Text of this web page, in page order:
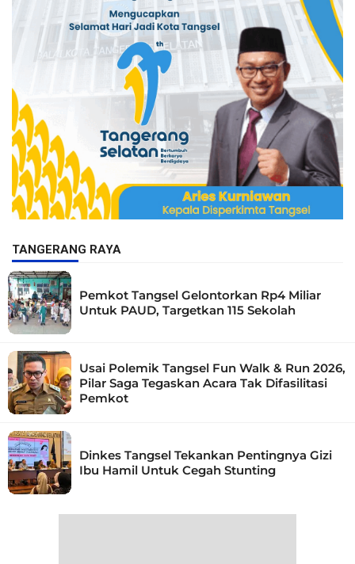
TANGERANG RAYA
Pemkot Tangsel Gelontorkan Rp4 Miliar
Untuk PAUD, Targetkan 115 Sekolah
Usai Polemik Tangsel Fun Walk & Run 2026,
Pilar Saga Tegaskan Acara Tak Difasilitasi
Pemkot
Dinkes Tangsel Tekankan Pentingnya Gizi
Ibu Hamil Untuk Cegah Stunting